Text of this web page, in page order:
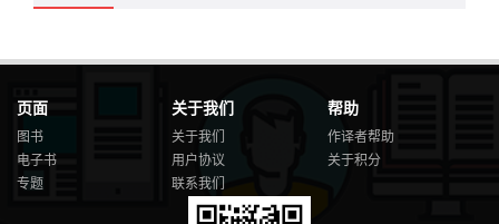
页面
图书
电子书
专题
关于我们
关于我们
用户协议
联系我们
帮助
作译者帮助
关于积分